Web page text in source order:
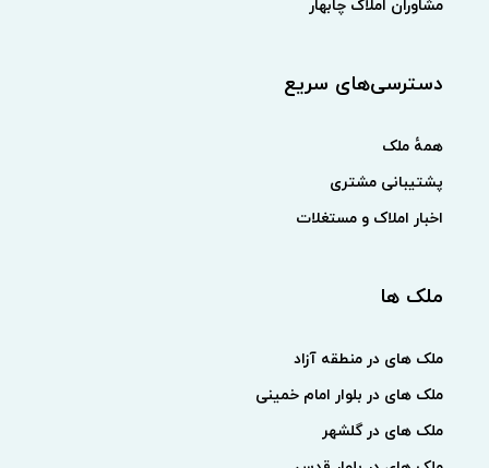
مشاوران املاک چابهار
دسترسی‌های سریع
همهٔ ملک
پشتیبانی مشتری
اخبار املاک و مستغلات
ملک ها
ملک های در منطقه آزاد
ملک های در بلوار امام خمینی
ملک های در گلشهر